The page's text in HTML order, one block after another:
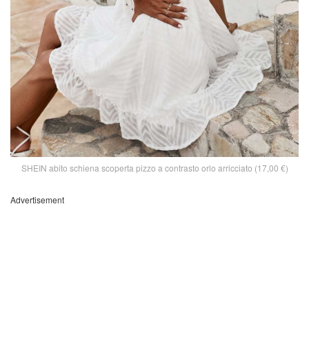
SHEIN abito schiena scoperta pizzo a contrasto orlo arricciato (17,00 €)
Advertisement